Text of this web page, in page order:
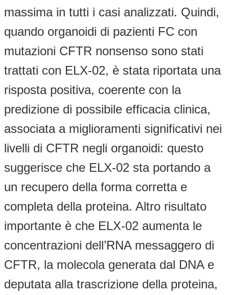
massima in tutti i casi analizzati. Quindi,
quando organoidi di pazienti FC con
mutazioni CFTR nonsenso sono stati
trattati con ELX-02, è stata riportata una
risposta positiva, coerente con la
predizione di possibile efficacia clinica,
associata a miglioramenti significativi nei
livelli di CFTR negli organoidi: questo
suggerisce che ELX-02 sta portando a
un recupero della forma corretta e
completa della proteina. Altro risultato
importante è che ELX-02 aumenta le
concentrazioni dell’RNA messaggero di
CFTR, la molecola generata dal DNA e
deputata alla trascrizione della proteina,